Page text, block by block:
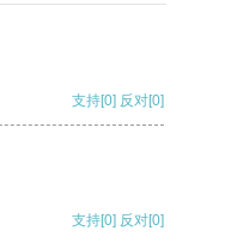
支持[0] 反对[0]
支持[0] 反对[0]